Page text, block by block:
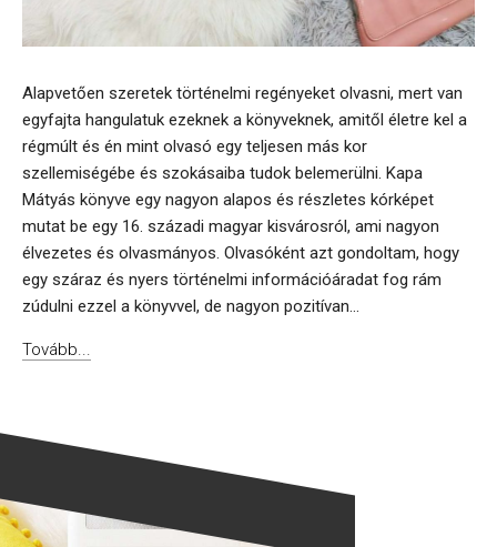
Alapvetően szeretek történelmi regényeket olvasni, mert van
egyfajta hangulatuk ezeknek a könyveknek, amitől életre kel a
régmúlt és én mint olvasó egy teljesen más kor
szellemiségébe és szokásaiba tudok belemerülni. Kapa
Mátyás könyve egy nagyon alapos és részletes kórképet
mutat be egy 16. századi magyar kisvárosról, ami nagyon
élvezetes és olvasmányos. Olvasóként azt gondoltam, hogy
egy száraz és nyers történelmi információáradat fog rám
zúdulni ezzel a könyvvel, de nagyon pozitívan...
Tovább...